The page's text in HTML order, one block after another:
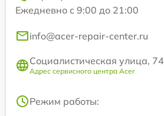
Ежедневно с 9:00 до 21:00
info@acer-repair-center.ru
Социалистическая улица, 74
Адрес сервисного центра Acer
Режим работы: